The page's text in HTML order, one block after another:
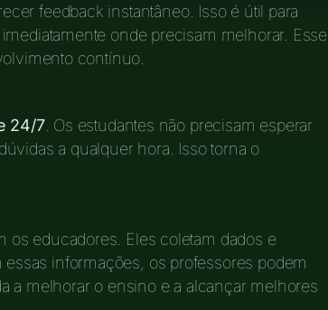
feedback instantâneo. Isso é útil para
onde precisam melhorar. Esse
contínuo.
24/7. Os estudantes não precisam esperar
a qualquer hora. Isso torna o
os educadores. Eles coletam dados e
informações, os professores podem
a melhorar o ensino e a alcançar melhores